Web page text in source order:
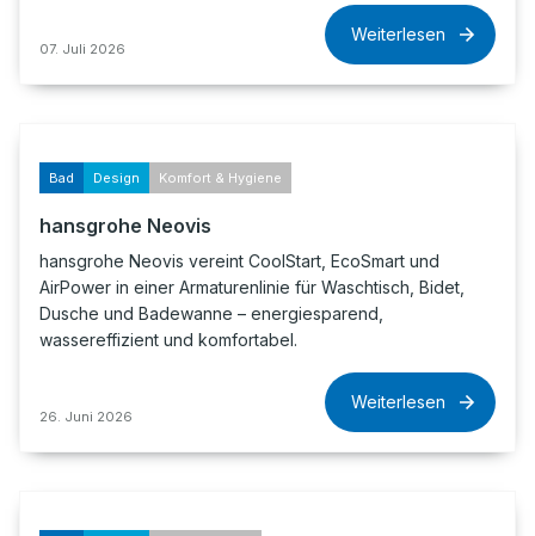
07. Juli 2026
Weiterlesen
Bad Design Komfort & Hygiene
hansgrohe Neovis
hansgrohe Neovis vereint CoolStart, EcoSmart und
AirPower in einer Armaturenlinie für Waschtisch, Bidet,
Dusche und Badewanne – energiesparend,
wassereffizient und komfortabel.
26. Juni 2026
Weiterlesen